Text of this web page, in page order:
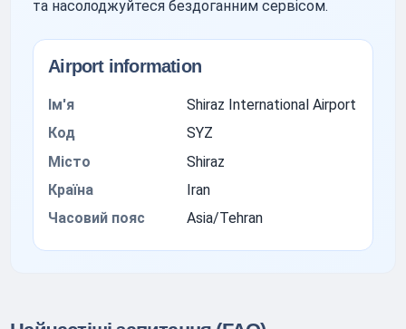
та насолоджуйтеся бездоганним сервісом.
Airport information
Ім'я
Shiraz International Airport
Код
SYZ
Місто
Shiraz
Країна
Iran
Часовий пояс
Asia/Tehran